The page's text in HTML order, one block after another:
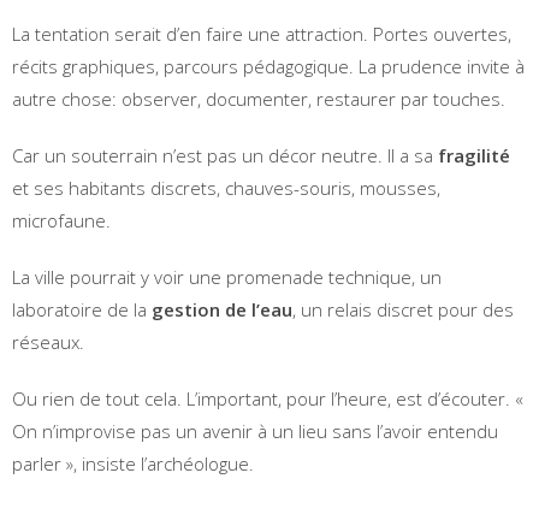
La tentation serait d’en faire une attraction. Portes ouvertes,
récits graphiques, parcours pédagogique. La prudence invite à
autre chose: observer, documenter, restaurer par touches.
Car un souterrain n’est pas un décor neutre. Il a sa fragilité
et ses habitants discrets, chauves-souris, mousses,
microfaune.
La ville pourrait y voir une promenade technique, un
laboratoire de la gestion de l’eau, un relais discret pour des
réseaux.
Ou rien de tout cela. L’important, pour l’heure, est d’écouter. «
On n’improvise pas un avenir à un lieu sans l’avoir entendu
parler », insiste l’archéologue.